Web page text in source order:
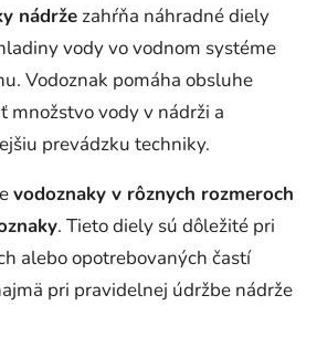
i
e
p
r
v
k
v
ý
p
i
s
u
nádrže zahŕňa náhradné diely
vody vo vodnom systéme
Vodoznak pomáha obsluhe
množstvo vody v nádrži a
prevádzku techniky.
vodoznaky v rôznych rozmeroch
. Tieto diely sú dôležité pri
alebo opotrebovaných častí
pri pravidelnej údržbe nádrže